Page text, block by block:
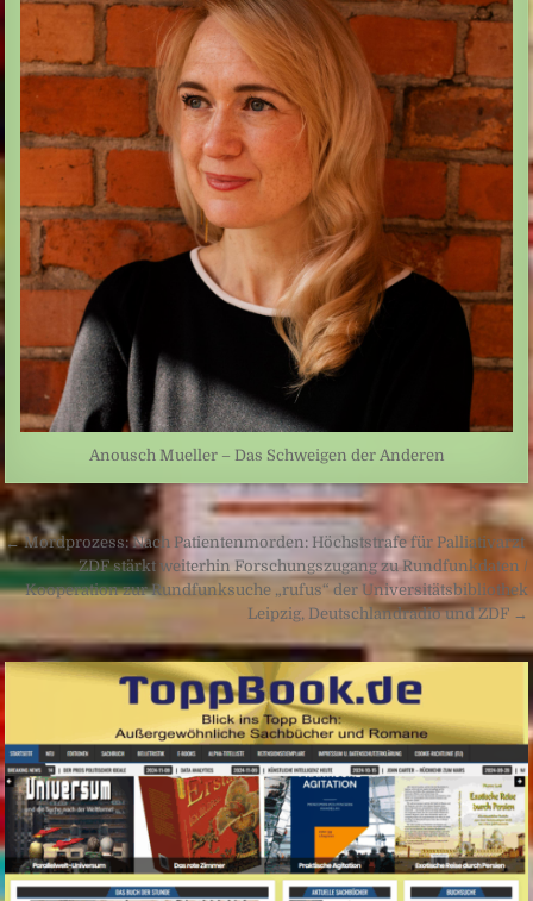
Anousch Mueller – Das Schweigen der Anderen
Beitragsnavigation
← Mordprozess: Nach Patientenmorden: Höchststrafe für Palliativarzt
ZDF stärkt weiterhin Forschungszugang zu Rundfunkdaten /
Kooperation zur Rundfunksuche „rufus“ der Universitätsbibliothek
Leipzig, Deutschlandradio und ZDF →